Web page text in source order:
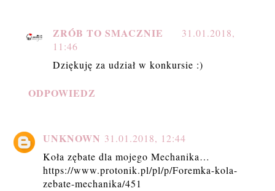
ZRÓB TO SMACZNIE
31.01.2018,
11:46
Dziękuję za udział w konkursie :)
ODPOWIEDZ
UNKNOWN 31.01.2018, 12:44
Koła zębate dla mojego Mechanika…
https://www.protonik.pl/pl/p/Foremka-kola-
zebate-mechanika/451